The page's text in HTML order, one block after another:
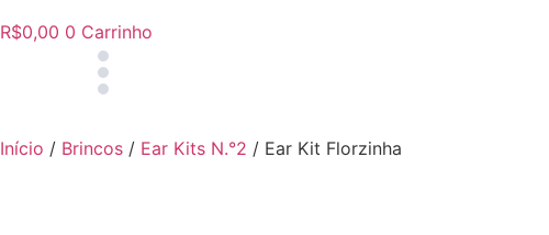
R$0,00 0 Carrinho
Início / Brincos / Ear Kits N.°2 / Ear Kit Florzinha